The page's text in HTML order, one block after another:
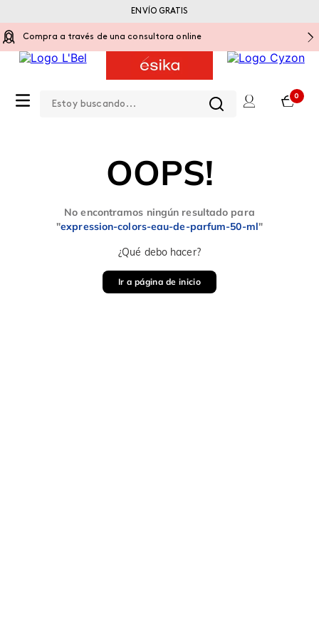
Compra a través de una consultora online
0
ENVÍO GRATIS
OOPS!
No encontramos ningún resultado para
"expression-colors-eau-de-parfum-50-ml"
¿Qué debo hacer?
Ir a página de inicio